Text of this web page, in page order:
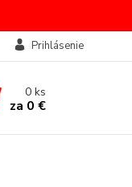
Prihlásenie
0ks
za 0 €